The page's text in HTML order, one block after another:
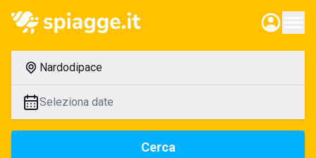
Nardodipace
Seleziona date
Cerca